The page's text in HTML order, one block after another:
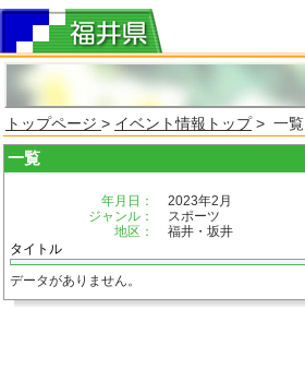
トップページ > イベント情報トップ> 一覧
一覧
年月日：
2023年2月
ジャンル：
スポーツ
地区：
福井・坂井
タイトル
データがありません。